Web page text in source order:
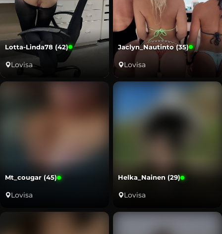
Lotta-Linda78 (42)
Lovisa
Jaclyn_Nautinto (35)
Lovisa
Mt_cougar (45)
Lovisa
Helka_Nainen (29)
Lovisa